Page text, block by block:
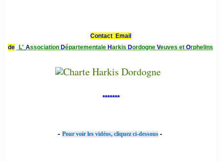
Contact Email
de
L' Association Départementale Harkis Dordogne Veuves et Orphelins
*******
- Pour voir les vidéos, cliquez ci-dessous -